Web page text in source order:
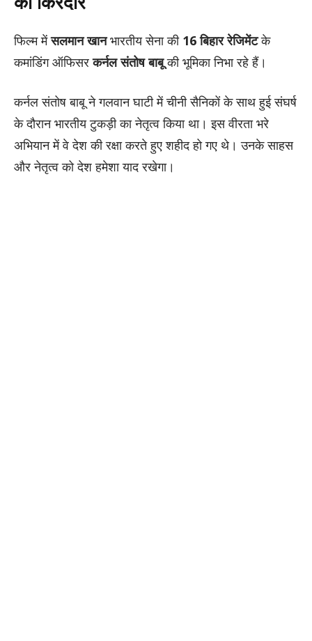
फिल्म मेंसलमान खानभारतीय सेना की 16 बिहार रेजिमेंटके
कमांडिंग ऑफिसरकर्नल संतोष बाबूकी भूमिका निभा रहे हैं।
कर्नल संतोष बाबू ने गलवान घाटी में चीनी सैनिकों के साथ हुई संघर्ष
के दौरान भारतीय टुकड़ी का नेतृत्व किया था। इस वीरता भरे
अभियान में वे देश की रक्षा करते हुए शहीद हो गए थे। उनके साहस
और नेतृत्व को देश हमेशा याद रखेगा।